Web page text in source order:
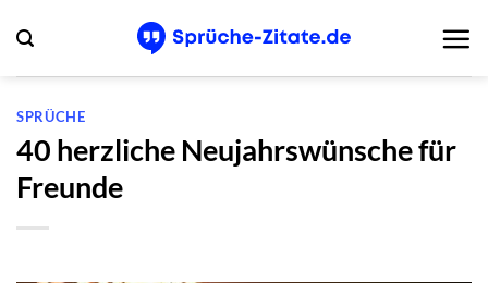
Inhalt
springen
SPRÜCHE
40 herzliche Neujahrswünsche für
Freunde